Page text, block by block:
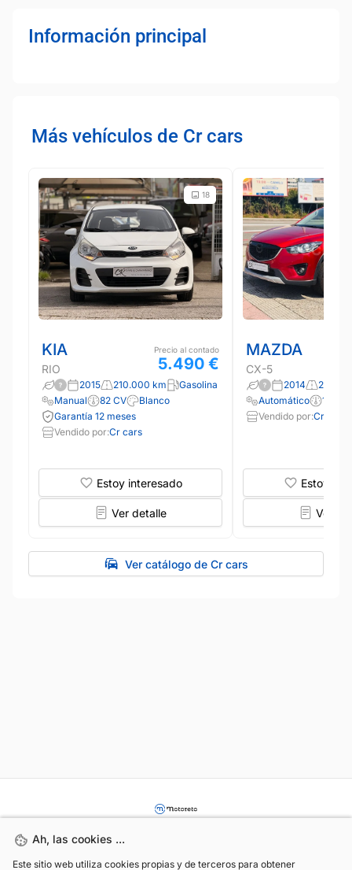
Información principal
Más vehículos de Cr cars
18
KIA
RIO
Precio al contado
5.490 €
2015 210.000 km
Gasolina
Manual
82 CV
Blanco
Garantía 12 meses
Vendido por:Cr cars
Estoy interesado
Ver detalle
MAZDA
CX-5
2014
Automático
150
Vendido por:Cr cars
Estoy
Ver
Ver catálogo de Cr cars
Ah, las cookies ...
Este sitio web utiliza cookies propias y de terceros para obtener
Ah, las cookies ...
Este sitio web utiliza cookies propias y de terceros para obtener